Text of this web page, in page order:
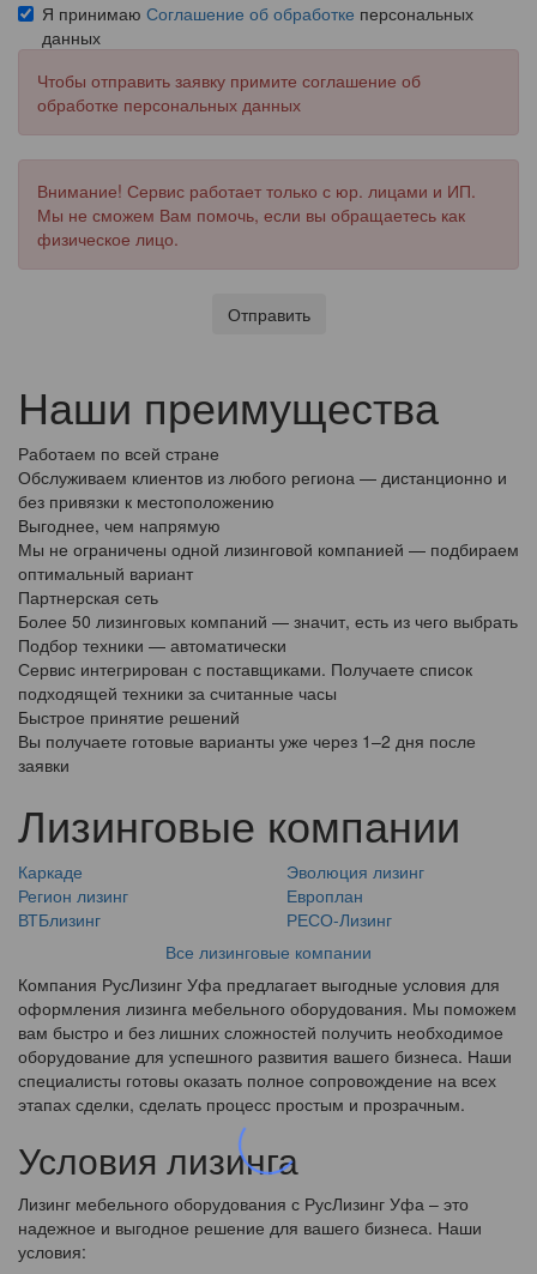
Я принимаю Соглашение об обработке персональных
данных
Чтобы отправить заявку примите соглашение об
обработке персональных данных
Внимание! Сервис работает только с юр. лицами и ИП.
Мы не сможем Вам помочь, если вы обращаетесь как
физическое лицо.
Отправить
Наши преимущества
Работаем по всей стране
Обслуживаем клиентов из любого региона — дистанционно и
без привязки к местоположению
Выгоднее, чем напрямую
Мы не ограничены одной лизинговой компанией — подбираем
оптимальный вариант
Партнерская сеть
Более 50 лизинговых компаний — значит, есть из чего выбрать
Подбор техники — автоматически
Сервис интегрирован с поставщиками. Получаете список
подходящей техники за считанные часы
Быстрое принятие решений
Вы получаете готовые варианты уже через 1–2 дня после
заявки
Лизинговые компании
Каркаде
Эволюция лизинг
Регион лизинг
Европлан
ВТБлизинг
РЕСО-Лизинг
Все лизинговые компании
Компания РусЛизинг Уфа предлагает выгодные условия для
оформления лизинга мебельного оборудования. Мы поможем
вам быстро и без лишних сложностей получить необходимое
оборудование для успешного развития вашего бизнеса. Наши
специалисты готовы оказать полное сопровождение на всех
этапах сделки, сделать процесс простым и прозрачным.
Условия лизинга
Лизинг мебельного оборудования с РусЛизинг Уфа – это
надежное и выгодное решение для вашего бизнеса. Наши
условия: